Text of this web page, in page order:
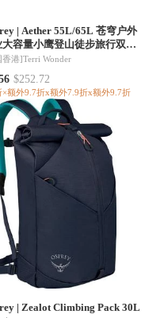
|Aether 55L/65L 苍穹户外
大容量小鹰登山徒步旅行双肩
款男（香港仓发货）
香港]Terri Wonder
$252.72
×额外9.7折x额外7.9折x额外9.7折
| Zealot Climbing Pack 30L